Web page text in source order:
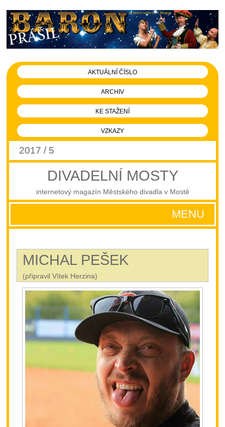
AKTUÁLNÍ ČÍSLO
ARCHIV
KE STAŽENÍ
VZKAZY
2017 / 5
DIVADELNÍ MOSTY
internetový magazín Městského divadla v Mostě
MENU
MICHAL PEŠEK
(připravil Vítek Herzina)